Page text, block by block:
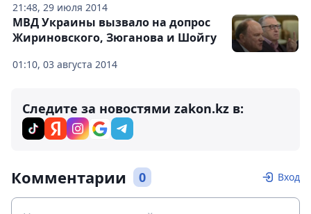
21:48, 29 июля 2014
01:10, 03 августа 2014
МВД Украины вызвало на допрос
Жириновского, Зюганова и Шойгу
Следите за новостями zakon.kz в:
Комментарии 0 Вход